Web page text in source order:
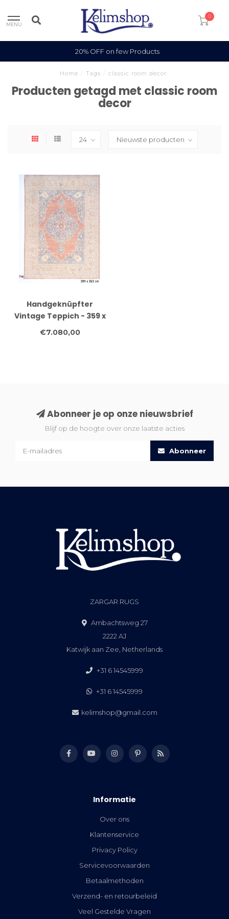
MENU
0
20% OFF on few Products
Home Tags classic room decor
Producten getagd met classic room
decor
Handgeknüpfter
Vintage Teppich - 359 x
263 cm - Wolle und
€7.080,00
Abonneer je op onze nieuwsbrief
Blijf op de hoogte over onze laatste acties
Abonneer
ZARGAR RUGS
Ambachtsweg 27
2222 AJ
Katwijk aan Zee, Netherlands
+31 6 14545999
+31 6 14545999
kelimshop@gmail.com
Informatie
Over ons
Klantenservice
Privacy Policy
Servicevoorwaarden
Betaalmethoden
Verzend- en retourbeleid
Veel Gestelde Vragen